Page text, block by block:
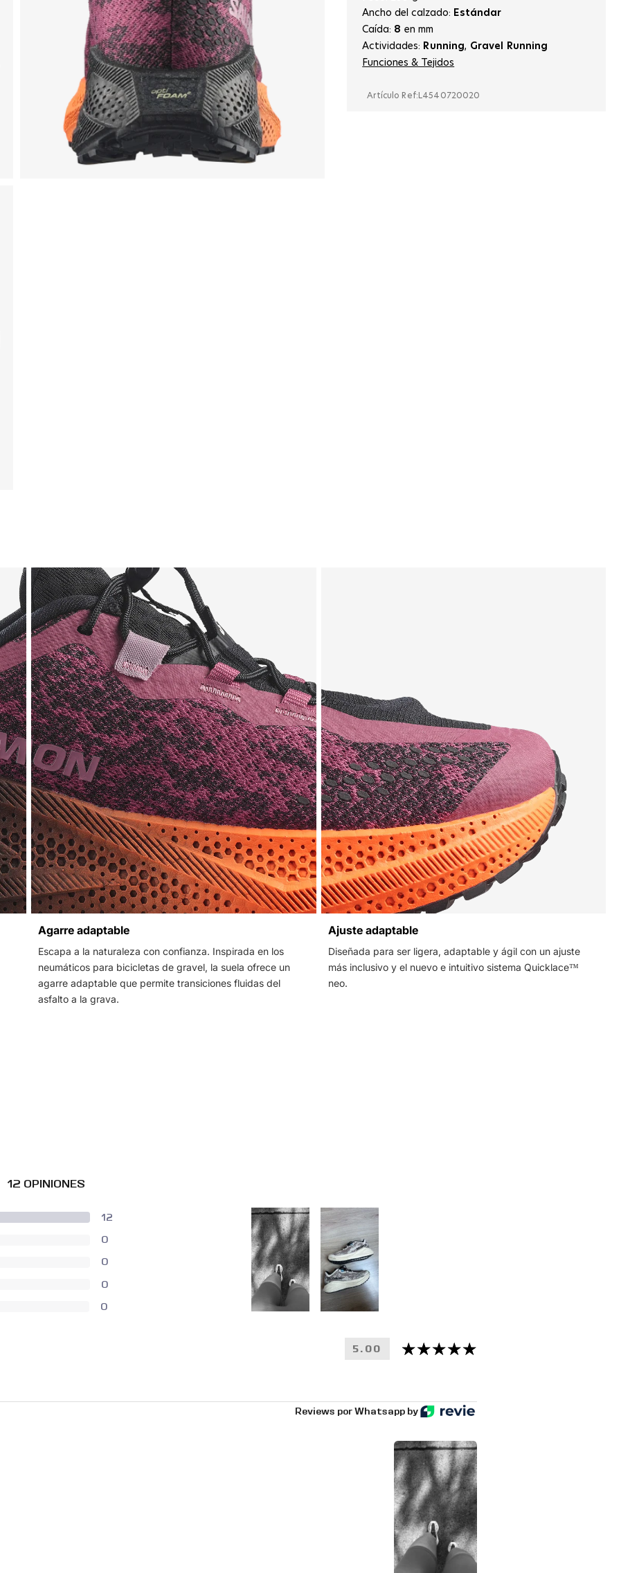
Ancho del calzado: Estándar
Caída: 8 en mm
Actividades: Running, Gravel Running
Funciones & Tejidos
Artículo Ref: L4540720020
Agarre adaptable
Escapa a la naturaleza con confianza. Inspirada en los
neumáticos para bicicletas de gravel, la suela ofrece un
agarre adaptable que permite transiciones fluidas del
asfalto a la grava.
Ajuste adaptable
Diseñada para ser ligera, adaptable y ágil con un ajuste
más inclusivo y el nuevo e intuitivo sistema Quicklace™
neo.
12 OPINIONES
12
0
0
0
0
5.00
Reviews por Whatsapp by